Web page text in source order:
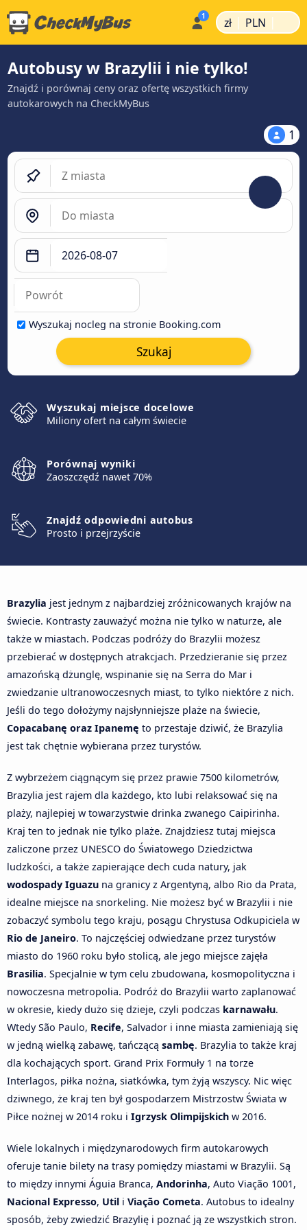
zł | PLN |
Autobusy w Brazylii i nie tylko!
Znajdź i porównaj ceny oraz ofertę wszystkich firmy
autokarowych na CheckMyBus
1
Wyszukaj nocleg na stronie Booking.com
Szukaj
Wyszukaj miejsce docelowe
Miliony ofert na całym świecie
Porównaj wyniki
Zaoszczędź nawet 70%
Znajdź odpowiedni autobus
Prosto i przejrzyście
Brazylia jest jednym z najbardziej zróżnicowanych krajów na
świecie. Kontrasty zauważyć można nie tylko w naturze, ale
także w miastach. Podczas podróży do Brazylii możesz
przebierać w dostępnych atrakcjach. Przedzieranie się przez
amazońską dżunglę, wspinanie się na Serra do Mar i
zwiedzanie ultranowoczesnych miast, to tylko niektóre z nich.
Jeśli do tego dołożymy najsłynniejsze plaże na świecie,
Copacabanę oraz Ipanemę to przestaje dziwić, że Brazylia
jest tak chętnie wybierana przez turystów.
Z wybrzeżem ciągnącym się przez prawie 7500 kilometrów,
Brazylia jest rajem dla każdego, kto lubi relaksować się na
plaży, najlepiej w towarzystwie drinka zwanego Caipirinha.
Kraj ten to jednak nie tylko plaże. Znajdziesz tutaj miejsca
zaliczone przez UNESCO do Światowego Dziedzictwa
ludzkości, a także zapierające dech cuda natury, jak
wodospady Iguazu na granicy z Argentyną, albo Rio da Prata,
idealne miejsce na snorkeling. Nie możesz być w Brazylii i nie
zobaczyć symbolu tego kraju, posągu Chrystusa Odkupiciela w
Rio de Janeiro. To najczęściej odwiedzane przez turystów
miasto do 1960 roku było stolicą, ale jego miejsce zajęła
Brasilia. Specjalnie w tym celu zbudowana, kosmopolityczna i
nowoczesna metropolia. Podróż do Brazylii warto zaplanować
w okresie, kiedy dużo się dzieje, czyli podczas karnawału.
Wtedy São Paulo, Recife, Salvador i inne miasta zamieniają się
w jedną wielką zabawę, tańczącą sambę. Brazylia to także kraj
dla kochających sport. Grand Prix Formuły 1 na torze
Interlagos, piłka nożna, siatkówka, tym żyją wszyscy. Nic więc
dziwnego, że kraj ten był gospodarzem Mistrzostw Świata w
Piłce nożnej w 2014 roku i Igrzysk Olimpijskich w 2016.
Wiele lokalnych i międzynarodowych firm autokarowych
oferuje tanie bilety na trasy pomiędzy miastami w Brazylii. Są
to między innymi Águia Branca, Andorinha, Auto Viação 1001,
Nacional Expresso, Util i Viação Cometa. Autobus to idealny
sposób, żeby zwiedzić Brazylię i poznać ją ze wszystkich stron.